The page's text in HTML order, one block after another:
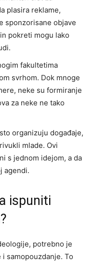
plasira reklame,
sponzorisane objave
pokreti mogu lako
fakultetima
svrhom. Dok mnoge
neke su formiranje
za neke ne tako
organizuju događaje,
mlade. Ovi
s jednom idejom, a da
agendi.
ispuniti
potrebno je
samopouzdanje. To